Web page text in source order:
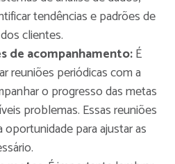
tendências e padrões de
clientes.
de acompanhamento:É
reuniões periódicas com a
o progresso das metas
problemas. Essas reuniões
para ajustar as